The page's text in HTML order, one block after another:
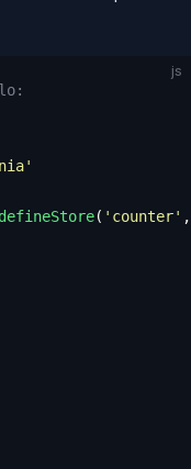
js
'
( ' counter' ,